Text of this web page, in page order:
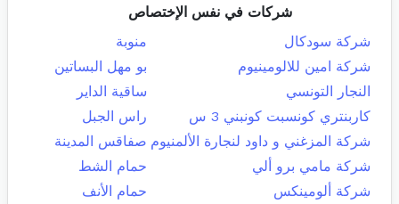
شركات في نفس الإختصاص
شركة سودكال
منوبة
شركة امين للالومينيوم
بو مهل البساتين
النجار التونسي
ساقية الداير
كاربنتري كونسبت كونبني 3 س
راس الجبل
شركة المزغني و داود لنجارة الألمنيوم صفاقس المدينة
شركة مامي برو ألي
حمام الشط
شركة ألومينكس
حمام الأنف